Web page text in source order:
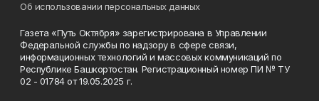
Об использовании персональных данных
Газета «Путь Октября» зарегистрирована в Управлении
Федеральной службы по надзору в сфере связи,
информационных технологий и массовых коммуникаций по
Республике Башкортостан. Регистрационный номер ПИ № ТУ
02 - 01784 от 19.05.2025 г.